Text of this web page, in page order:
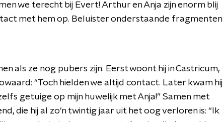
we terecht bij Evert! Arthur en Anja zijn enorm blij
met hem op. Beluister onderstaande fragmenten
als ze nog pubers zijn. Eerst woont hij in Castricum,
“Toch hielden we altijd contact. Later kwam hij
getuige op mijn huwelijk met Anja!” Samen met
die hij al zo’n twintig jaar uit het oog verloren is: “Ik